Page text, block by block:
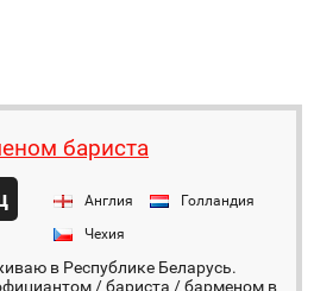
бариста
Англия
Голландия
Чехия
в Республике Беларусь.
/ бариста / барменом в